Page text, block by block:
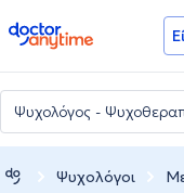
doctoranytime
Ψυχολόγοι